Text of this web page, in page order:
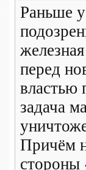
Раньше
перед
властью
задача
Причём
стороны